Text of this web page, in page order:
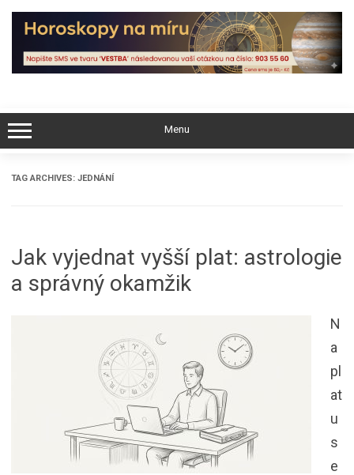
Skip
content
Menu
TAG ARCHIVES: JEDNÁNÍ
Jak vyjednat vyšší plat: astrologie
a správný okamžik
N
a
pl
at
u
s
e